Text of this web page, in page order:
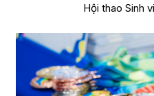
Hội thao Sinh